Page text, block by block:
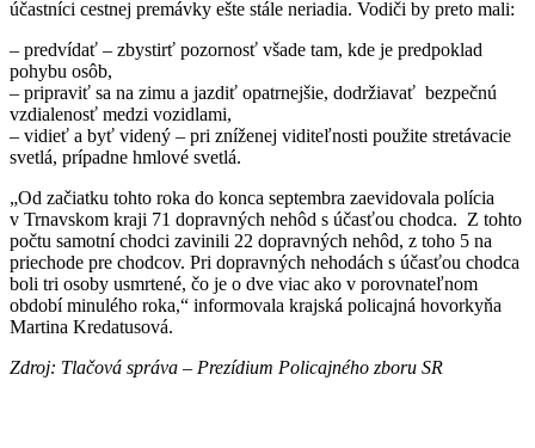
účastníci cestnej premávky ešte stále neriadia. Vodiči by preto mali:
– predvídať – zbystirť pozornosť všade tam, kde je predpoklad
pohybu osôb,
– pripraviť sa na zimu a jazdiť opatrnejšie, dodržiavať bezpečnú
vzdialenosť medzi vozidlami,
– vidieť a byť videný – pri zníženej viditeľnosti použite stretávacie
svetlá, prípadne hmlové svetlá.
„Od začiatku tohto roka do konca septembra zaevidovala polícia
v Trnavskom kraji 71 dopravných nehôd s účasťou chodca. Z tohto
počtu samotní chodci zavinili 22 dopravných nehôd, z toho 5 na
priechode pre chodcov. Pri dopravných nehodách s účasťou chodca
boli tri osoby usmrtené, čo je o dve viac ako v porovnateľnom
období minulého roka,“ informovala krajská policajná hovorkyňa
Martina Kredatusová.
Zdroj: Tlačová správa – Prezídium Policajného zboru SR